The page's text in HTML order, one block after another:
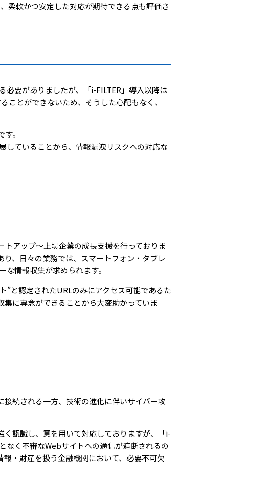
柔軟かつ安定した対応が期待できる点も評価さ
必要がありましたが、「i-FILTER」導入以降は
ことができないため、そうした心配もなく、
。
していることから、情報漏洩リスクへの対応な
アップ～上場企業の成長支援を行っておりま
、日々の業務では、スマートフォン・タブレ
情報収集が求められます。
”と認定されたURLのみにアクセス可能であるた
に専念ができることから大変助かっていま
続される一方、技術の進化に伴いサイバー攻
認識し、意を用いて対応しておりますが、「i-
なく不審なWebサイトへの通信が遮断されるの
・財産を扱う金融機関において、必要不可欠